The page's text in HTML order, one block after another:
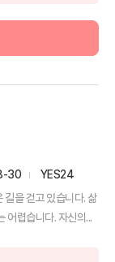
30
YES24
길을 걷고 있습니다. 삶
어렵습니다. 자신의...